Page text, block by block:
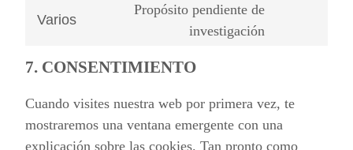
Varios
Propósito pendiente de
investigación
7. CONSENTIMIENTO
Cuando visites nuestra web por primera vez, te
mostraremos una ventana emergente con una
explicación sobre las cookies. Tan pronto como